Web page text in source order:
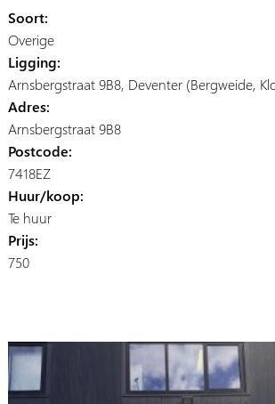
Soort:
Overige
Ligging:
Arnsbergstraat 9B8, Deventer (Bergweide,
Adres:
Arnsbergstraat 9B8
Postcode:
7418EZ
Huur/koop:
Te huur
Prijs:
750